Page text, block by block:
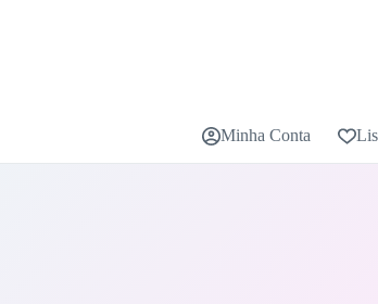
Minha Conta